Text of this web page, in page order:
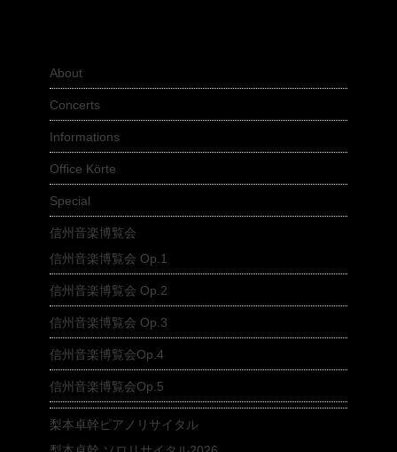
About
Concerts
Informations
Office Körte
Special
信州音楽博覧会
信州音楽博覧会 Op.1
信州音楽博覧会 Op.2
信州音楽博覧会 Op.3
信州音楽博覧会Op.4
信州音楽博覧会Op.5
梨本卓幹ピアノリサイタル